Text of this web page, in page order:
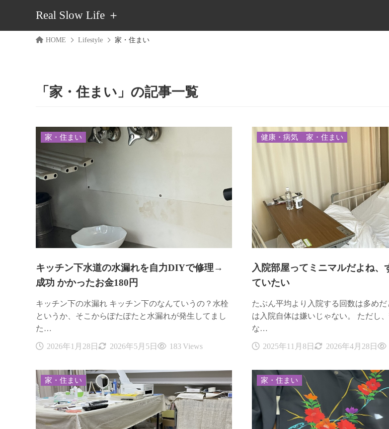
Real Slow Life ＋
HOME Lifestyle 家・住まい
「家・住まい」の記事一覧
キッチン下水道の水漏れを自力DIYで修理→
成功 かかったお金180円
キッチン下の水漏れ キッチン下のなんていうの？水栓
というか、そこからぽたぽたと水漏れが発生してまし
た…
2026年1月28日 2026年5月5日
家・住まい
183 Views
入院部屋ってミニマルだよね、
ていたい
たぶん平均より入院する回数は多め
は入院自体は嫌いじゃない。 ただし
な…
2025年11月8日 2026年4月28日
健康・病気 家・住まい
家・住まい 家・住まい